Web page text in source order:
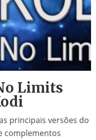
Limits
principais versões do
complementos